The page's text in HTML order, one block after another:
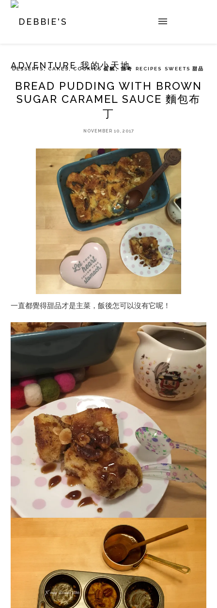
DESSERTS, CAKES, COOKIES 蛋糕、曲奇 RECIPES SWEETS 甜品
BREAD PUDDING WITH BROWN
SUGAR CARAMEL SAUCE 麵包布
丁
NOVEMBER 10, 2017
一直都覺得甜品才是主菜，飯後怎可以沒有它呢！